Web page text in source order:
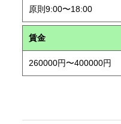
原則9:00〜18:00
賃金
260000円〜400000円